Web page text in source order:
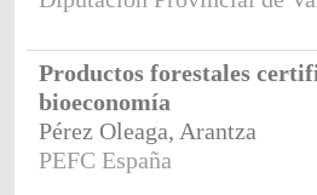
Productos forestales
bioeconomía
Pérez Oleaga, Arantza
PEFC España